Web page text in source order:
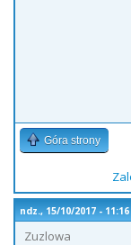
Góra strony
ndz., 15/10/2017 - 11:16
Zuzlowa